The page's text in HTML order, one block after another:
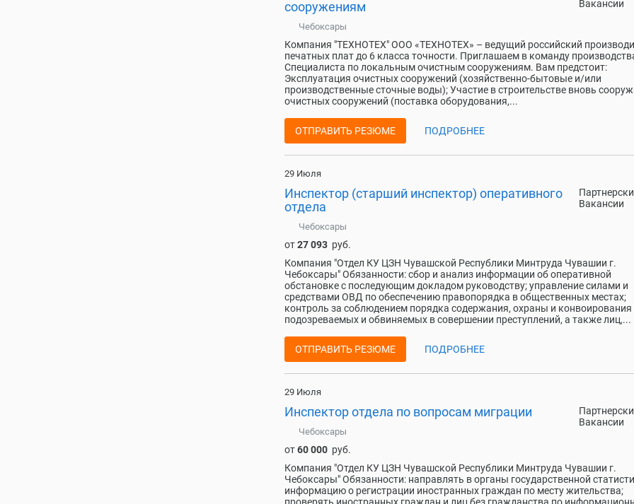
Вакансии
сооружениям
Чебоксары
Компания "ТЕХНОТЕХ" ООО «ТЕХНОТЕХ» – ведущий российский
печатных плат до 6 класса точности. Приглашаем в команду
Специалиста по локальным очистным сооружениям. Вам предстоит: ​​​
Эксплуатация очистных сооружений (хозяйственно-бытовые и/или
производственные сточные воды); Участие в строительстве вновь
очистных сооружений (поставка оборудования,...
ОТПРАВИТЬ РЕЗЮМЕ ПОДРОБНЕЕ
29 Июля
Вакансии
Инспектор (старший инспектор) оперативного
отдела
Чебоксары
от27 093 руб.
Компания "Отдел КУ ЦЗН Чувашской Республики Минтруда Чувашии г.
Чебоксары" Обязанности: сбор и анализ информации об оперативной
обстановке с последующим докладом руководству; управление силами и
средствами ОВД по обеспечению правопорядка в общественных местах;
контроль за соблюдением порядка содержания, охраны и конвоирования
подозреваемых и обвиняемых в совершении преступлений, а также лиц,...
ОТПРАВИТЬ РЕЗЮМЕ ПОДРОБНЕЕ
29 Июля
Вакансии
Инспектор отдела по вопросам миграции
Чебоксары
от60 000 руб.
Компания "Отдел КУ ЦЗН Чувашской Республики Минтруда Чувашии г.
Чебоксары" Обязанности: направлять в органы государственной
информацию о регистрации иностранных граждан по месту жительства;